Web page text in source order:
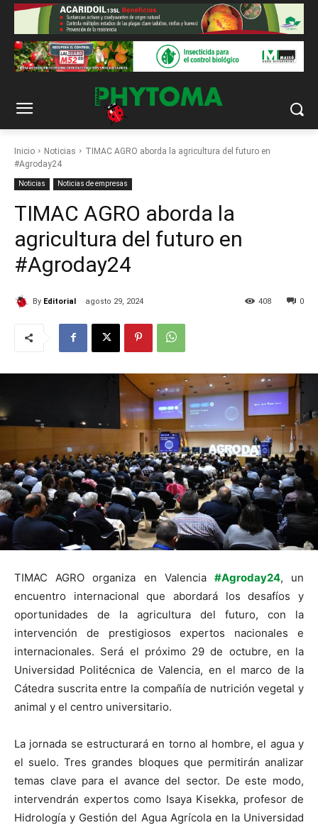
Inicio Noticias
TIMAC AGRO aborda la agricultura del futuro en
#Agroday24
Noticias Noticias de empresas
TIMAC AGRO aborda la
agricultura del futuro en
#Agroday24
By Editorial agosto 29, 2024 0
408
TIMAC AGRO organiza en Valencia #Agroday24, un
encuentro internacional que abordará los desafíos y
oportunidades de la agricultura del futuro, con la
intervención de prestigiosos expertos nacionales e
internacionales. Será el próximo 29 de octubre, en la
Universidad Politécnica de Valencia, en el marco de la
Cátedra suscrita entre la compañía de nutrición vegetal y
animal y el centro universitario.
La jornada se estructurará en torno al hombre, el agua y
el suelo. Tres grandes bloques que permitirán analizar
temas clave para el avance del sector. De este modo,
intervendrán expertos como Isaya Kisekka, profesor de
Hidrología y Gestión del Agua Agrícola en la Universidad